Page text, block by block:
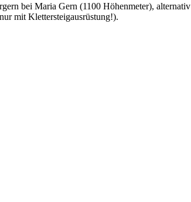
bei Maria Gern (1100 Höhenmeter),
mit Klettersteigausrüstung!).